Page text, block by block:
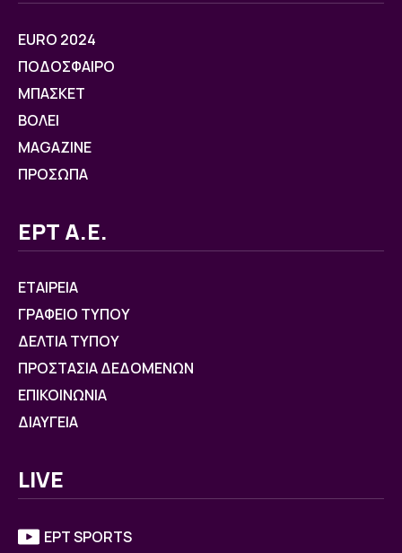
EURO 2024
ΠΟΔΟΣΦΑΙΡΟ
ΜΠΑΣΚΕΤ
ΒOΛΕΙ
MAGAZINE
ΠΡΟΣΩΠΑ
ΕΡΤ Α.Ε.
ΕΤΑΙΡΕΙΑ
ΓΡΑΦΕΙΟ ΤΥΠΟΥ
ΔΕΛΤΙΑ ΤΥΠΟΥ
ΠΡΟΣΤΑΣΙΑ ΔΕΔΟΜΕΝΩΝ
ΕΠΙΚΟΙΝΩΝΙΑ
ΔΙΑΥΓΕΙΑ
LIVE
ΕΡΤ SPORTS